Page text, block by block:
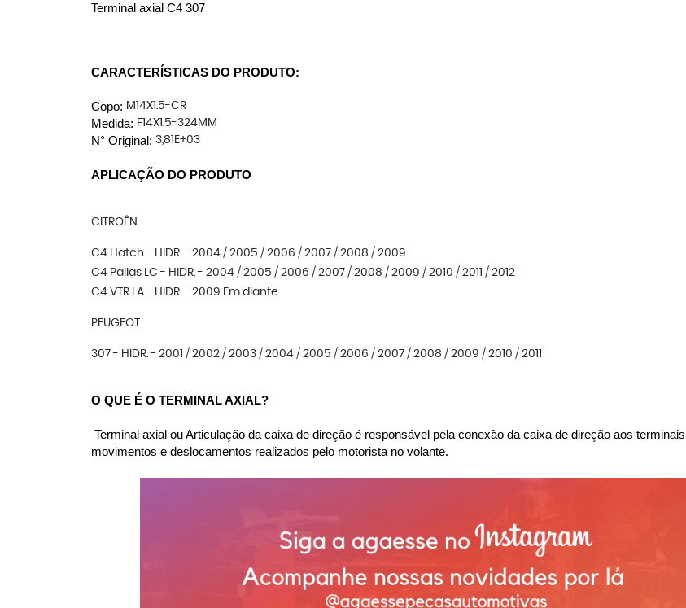
Terminal axial C4 307
CARACTERÍSTICAS DO PRODUTO:
Copo: M14X1.5-CR
Medida: F14X1.5-324MM
N° Original: 3,81E+03
APLICAÇÃO DO PRODUTO
CITROÊN
C4 Hatch - HIDR. - 2004 / 2005 / 2006 / 2007 / 2008 / 2009
C4 Pallas LC - HIDR. - 2004 / 2005 / 2006 / 2007 / 2008 / 2009 / 2010 / 2011 / 2012
C4 VTR LA - HIDR. - 2009 Em diante
PEUGEOT
307 - HIDR. - 2001 / 2002 / 2003 / 2004 / 2005 / 2006 / 2007 / 2008 / 2009 / 2010 / 2011
O QUE É O TERMINAL AXIAL?
Terminal axial ou Articulação da caixa de direção é responsável pela conexão da caixa de direção aos
movimentos e deslocamentos realizados pelo motorista no volante.